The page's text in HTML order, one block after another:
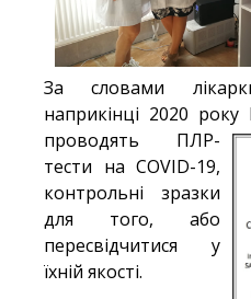
За словами
наприкінці 2020
проводять ПЛР-
тести на COVID-19,
контрольні зразки
для того, або
пересвідчитися у
їхній якості.